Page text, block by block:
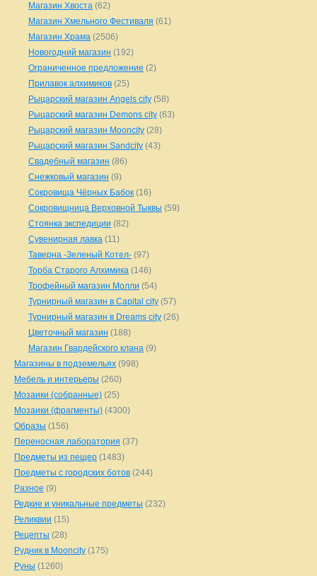
Магазин Хвоста (62)
Магазин Хмельного Фестиваля (61)
Магазин Храма (2506)
Новогодний магазин (192)
Ограниченное предложение (2)
Прилавок алхимиков (25)
Рыцарский магазин Angels city (58)
Рыцарский магазин Demons city (63)
Рыцарский магазин Mooncity (28)
Рыцарский магазин Sandcity (43)
Свадебный магазин (86)
Снежковый магазин (9)
Сокровища Чёрных Бабок (16)
Сокровищница Верховной Тыквы (59)
Стоянка экспедиции (82)
Сувенирная лавка (11)
Таверна -Зеленый Котел- (97)
Торба Старого Алхимика (146)
Трофейный магазин Молли (54)
Турнирный магазин в Capital city (57)
Турнирный магазин в Dreams city (26)
Цветочный магазин (188)
Магазин Гвардейского клана (9)
Магазины в подземельях (998)
Мебель и интерьеры (260)
Мозаики (собранные) (25)
Мозаики (фрагменты) (4300)
Образы (156)
Переносная лаборатория (37)
Предметы из пещер (1483)
Предметы с городских ботов (244)
Разное (9)
Редкие и уникальные предметы (232)
Реликвии (15)
Рецепты (28)
Рудник в Mooncity (175)
Руны (1260)